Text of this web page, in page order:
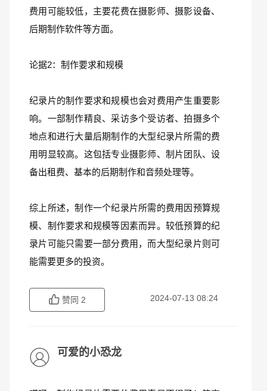
费用可能较低，主要花费在摄影师、摄影设备、
后期制作软件等方面。
论据2：制作要求和规模
纪录片的制作要求和规模也会对费用产生重要影
响。一部制作精良、采访多个受访者、拍摄多个
地点和进行大量后期制作的大型纪录片所需的费
用明显较高。这包括专业摄影师、制片团队、设
备出租费、基本的后期制作和音频处理等。
综上所述，制作一个纪录片所需的费用因预算规
模、制作要求和规模等因素而异。较低预算的纪
录片可能只需要一部分费用，而大型纪录片则可
能需要更多的投资。
赞同 2 2024-07-13 08:24
可爱的小恐龙